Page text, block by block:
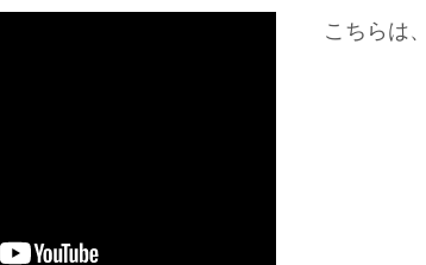
こちらは